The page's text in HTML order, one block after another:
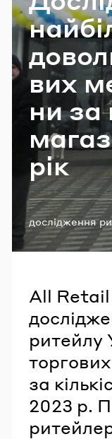
вих
ни за
рік
Теги:
дослідження
рейтинг
All Retail
ритейлу
за
2023 р.
Email
Пароль